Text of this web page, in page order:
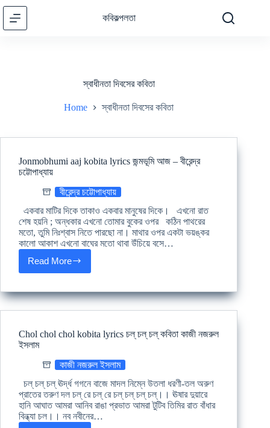
Skip
content
কবিকল্পলতা
স্বাধীনতা দিবসের কবিতা
Home স্বাধীনতা দিবসের কবিতা
Jonmobhumi aaj kobita lyrics জন্মভূমি আজ – বীরেন্দ্র
চট্টোপাধ্যায়
বীরেন্দ্র চট্টোপাধ্যায়
একবার মাটির দিকে তাকাও একবার মানুষের দিকে। এখনো রাত
শেষ হয়নি ; অন্ধকার এখনো তোমার বুকের ওপর কঠিন পাথরের
মতো, তুমি নিঃশ্বাস নিতে পারছো না। মাথার ওপর একটা ভয়ঙ্কর
কালো আকাশ এখনো বাঘের মতো থাবা উঁচিয়ে বসে…
Read MoreJonmobhumi
aaj
lyrics
–
বীরেন্দ্র
Chol chol chol kobita lyrics চল্ চল্ চল্ কবিতা কাজী নজরুল
ইসলাম
কাজী নজরুল ইসলাম
চল্ চল্ চল্ ঊর্দ্ধ গগনে বাজে মাদল নিম্নে উতলা ধরণী-তল অরুণ
প্রাতের তরুণ দল চল্ রে চল্ রে চল্ চল্ চল্ চল্।। ঊষার দুয়ারে
হানি আঘাত আমরা আনিব রাঙা প্রভাত আমরা টুটিব তিমির রাত বাঁধার
বিন্ধ্যা চল।। নব নবীনের…